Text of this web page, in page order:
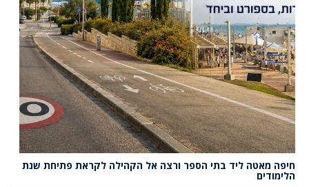
חיפה מאטה ליד בתי הספר ורצה אל הקהילה לקראת פתיחת שנת
הלימודים